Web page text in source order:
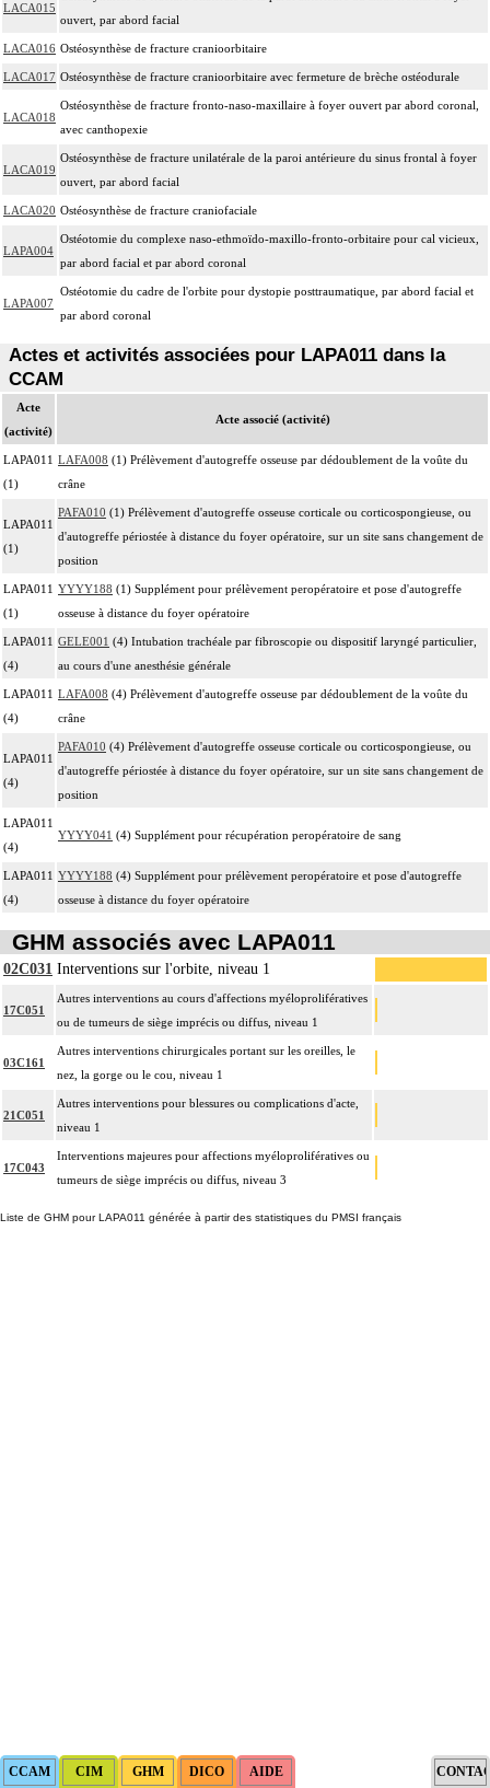
LACA015
ouvert, par abord facial
LACA016 Ostéosynthèse de fracture cranioorbitaire
LACA017 Ostéosynthèse de fracture cranioorbitaire avec fermeture de brèche ostéodurale
LACA018
Ostéosynthèse de fracture fronto-naso-maxillaire à foyer ouvert par abord coronal,
avec canthopexie
LACA019
Ostéosynthèse de fracture unilatérale de la paroi antérieure du sinus frontal à foyer
ouvert, par abord facial
LACA020 Ostéosynthèse de fracture craniofaciale
LAPA004
Ostéotomie du complexe naso-ethmoïdo-maxillo-fronto-orbitaire pour cal vicieux,
par abord facial et par abord coronal
LAPA007
Ostéotomie du cadre de l'orbite pour dystopie posttraumatique, par abord facial et
par abord coronal
Actes et activités associées pour LAPA011 dans la
CCAM
Acte
(activité)
Acte associé (activité)
LAPA011
(1)
LAFA008 (1) Prélèvement d'autogreffe osseuse par dédoublement de la voûte du
crâne
LAPA011
(1)
PAFA010 (1) Prélèvement d'autogreffe osseuse corticale ou corticospongieuse, ou
d'autogreffe périostée à distance du foyer opératoire, sur un site sans changement de
position
LAPA011
(1)
YYYY188 (1) Supplément pour prélèvement peropératoire et pose d'autogreffe
osseuse à distance du foyer opératoire
LAPA011
(4)
GELE001 (4) Intubation trachéale par fibroscopie ou dispositif laryngé particulier,
au cours d'une anesthésie générale
LAPA011
(4)
LAFA008 (4) Prélèvement d'autogreffe osseuse par dédoublement de la voûte du
crâne
LAPA011
(4)
PAFA010 (4) Prélèvement d'autogreffe osseuse corticale ou corticospongieuse, ou
d'autogreffe périostée à distance du foyer opératoire, sur un site sans changement de
position
LAPA011
(4)
YYYY041 (4) Supplément pour récupération peropératoire de sang
LAPA011
(4)
YYYY188 (4) Supplément pour prélèvement peropératoire et pose d'autogreffe
osseuse à distance du foyer opératoire
GHM associés avec LAPA011
02C031 Interventions sur l'orbite, niveau 1
17C051
Autres interventions au cours d'affections myéloprolifératives
ou de tumeurs de siège imprécis ou diffus, niveau 1
03C161
Autres interventions chirurgicales portant sur les oreilles, le
nez, la gorge ou le cou, niveau 1
21C051
Autres interventions pour blessures ou complications d'acte,
niveau 1
17C043
Interventions majeures pour affections myéloprolifératives ou
tumeurs de siège imprécis ou diffus, niveau 3
Liste de GHM pour LAPA011 générée à partir des statistiques du PMSI français